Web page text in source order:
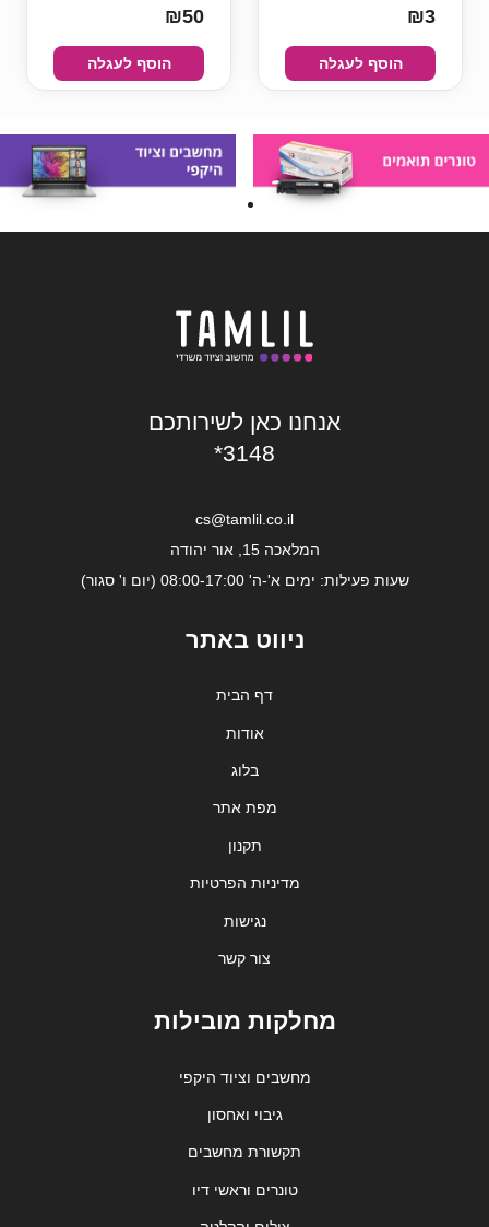
₪3
הוסף לעגלה
₪50
הוסף לעגלה
אנחנו כאן לשירותכם
*3148
cs@tamlil.co.il
המלאכה 15, אור יהודה
שעות פעילות: ימים א'-ה' 08:00-17:00 (יום ו' סגור)
ניווט באתר
דף הבית
אודות
בלוג
מפת אתר
תקנון
מדיניות הפרטיות
נגישות
צור קשר
מחלקות מובילות
מחשבים וציוד היקפי
גיבוי ואחסון
תקשורת מחשבים
טונרים וראשי דיו